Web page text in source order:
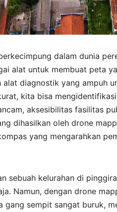
dalam dunia
alat untuk membuat peta
diagnostik yang ampuh
kita bisa
aksesibilitas fasilitas
dihasilkan oleh drone
yang mengarahkan
sebuah kelurahan di
Namun, dengan drone
gang sempit sangat buruk,